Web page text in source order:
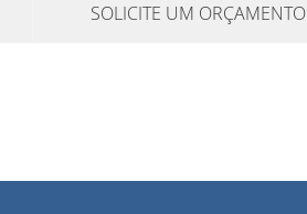
SOLICITE UM ORÇAMENTO